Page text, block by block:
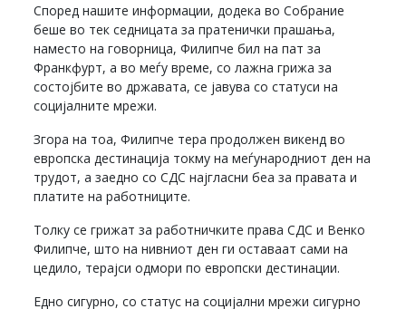
Според нашите информации, додека во Собрание
беше во тек седницата за пратенички прашања,
наместо на говорница, Филипче бил на пат за
Франкфурт, а во меѓу време, со лажна грижа за
состојбите во државата, се јавува со статуси на
социјалните мрежи.
Згора на тоа, Филипче тера продолжен викенд во
европска дестинација токму на меѓународниот ден на
трудот, а заедно со СДС најгласни беа за правата и
платите на работниците.
Толку се грижат за работничките права СДС и Венко
Филипче, што на нивниот ден ги оставаат сами на
цедило, терајси одмори по европски дестинации.
Едно сигурно, со статус на социјални мрежи сигурно